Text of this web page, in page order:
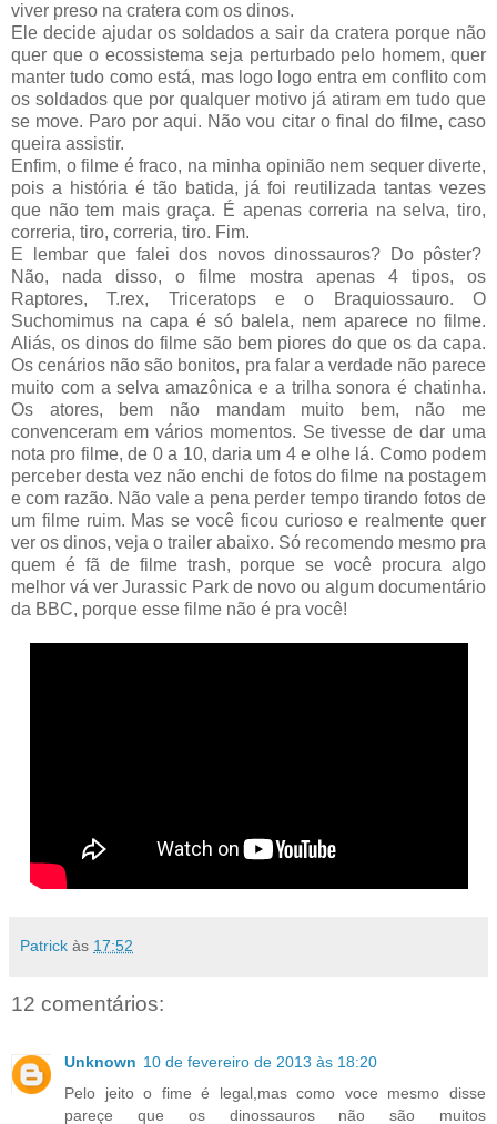
viver preso na cratera com os dinos.
Ele decide ajudar os soldados a sair da cratera porque não
quer que o ecossistema seja perturbado pelo homem, quer
manter tudo como está, mas logo logo entra em conflito com
os soldados que por qualquer motivo já atiram em tudo que
se move. Paro por aqui. Não vou citar o final do filme, caso
queira assistir.
Enfim, o filme é fraco, na minha opinião nem sequer diverte,
pois a história é tão batida, já foi reutilizada tantas vezes
que não tem mais graça. É apenas correria na selva, tiro,
correria, tiro, correria, tiro. Fim.
E lembar que falei dos novos dinossauros? Do pôster?
Não, nada disso, o filme mostra apenas 4 tipos, os
Raptores, T.rex, Triceratops e o Braquiossauro. O
Suchomimus na capa é só balela, nem aparece no filme.
Aliás, os dinos do filme são bem piores do que os da capa.
Os cenários não são bonitos, pra falar a verdade não parece
muito com a selva amazônica e a trilha sonora é chatinha.
Os atores, bem não mandam muito bem, não me
convenceram em vários momentos. Se tivesse de dar uma
nota pro filme, de 0 a 10, daria um 4 e olhe lá. Como podem
perceber desta vez não enchi de fotos do filme na postagem
e com razão. Não vale a pena perder tempo tirando fotos de
um filme ruim. Mas se você ficou curioso e realmente quer
ver os dinos, veja o trailer abaixo. Só recomendo mesmo pra
quem é fã de filme trash, porque se você procura algo
melhor vá ver Jurassic Park de novo ou algum documentário
da BBC, porque esse filme não é pra você!
Patrick às 17:52
12 comentários:
Unknown 10 de fevereiro de 2013 às 18:20
Pelo jeito o fime é legal,mas como voce mesmo disse
pareçe que os dinossauros não são muitos